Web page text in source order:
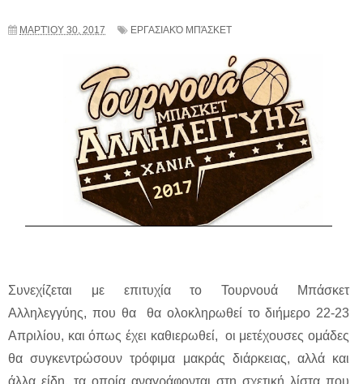
ΜΑΡΤΊΟΥ 30, 2017 ΕΡΓΑΣΙΑΚΌ ΜΠΆΣΚΕΤ
Συνεχίζεται με επιτυχία το Τουρνουά Μπάσκετ
Αλληλεγγύης, που θα θα ολοκληρωθεί το διήμερο 22-23
Απριλίου, και όπως έχει καθιερωθεί, οι μετέχουσες ομάδες
θα συγκεντρώσουν τρόφιμα μακράς διάρκειας, αλλά και
άλλα είδη, τα οποία αναγράφονται στη σχετική λίστα που